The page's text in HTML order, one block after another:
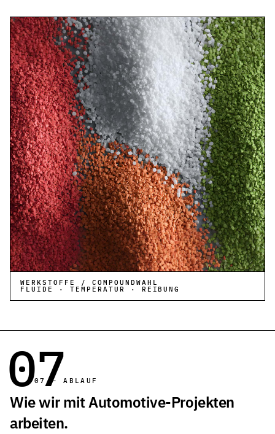
WERKSTOFFE / COMPOUNDWAHL
FLUIDE · TEMPERATUR · REIBUNG
07
07 — ABLAUF
Wie wir mit Automotive-Projekten
arbeiten.